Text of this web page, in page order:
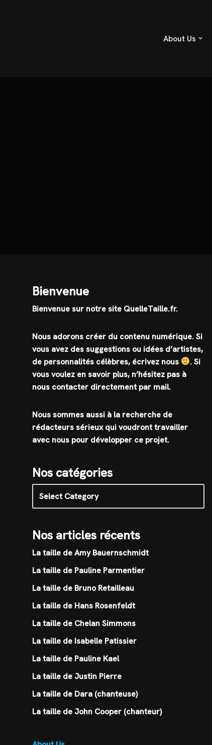
About Us
Bienvenue
Bienvenue sur notre site QuelleTaille.fr.
Nous adorons créer du contenu numérique. Si
vous avez des suggestions ou idées d’artistes,
de personnalités célèbres, écrivez nous
.Si
vous voulez en savoir plus, n’hésitez pas à
nous contacter directement par mail.
Nous sommes aussi à la recherche de
rédacteurs sérieux qui voudront travailler
avec nous pour développer ce projet.
Nos catégories
Nos articles récents
La taille de Amy Bauernschmidt
La taille de Pauline Parmentier
La taille de Bruno Retailleau
La taille de Hans Rosenfeldt
La taille de Chelan Simmons
La taille de Isabelle Patissier
La taille de Pauline Kael
La taille de Justin Pierre
La taille de Dara (chanteuse)
La taille de John Cooper (chanteur)